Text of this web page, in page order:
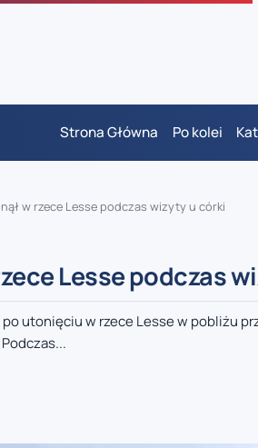
Strona Główna Po kolei
w rzece Lesse podczas wizyty u córki
Lesse podczas
utonięciu w rzece Lesse w pobliżu